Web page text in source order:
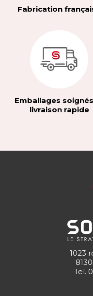
Fabrication
Emballages
livraison rapide
1023
Tel.